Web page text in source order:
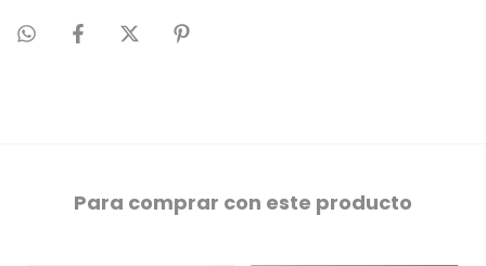
Para comprar con este producto